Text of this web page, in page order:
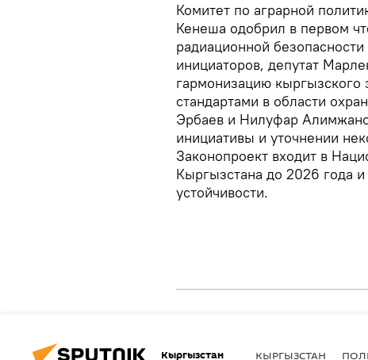
Комитет по аграрной
Кенеша одобрил в первом
радиационной
инициаторов, депутат
гармонизацию кыргызского
стандартами в области
Эрбаев и Нилуфар
инициативы и уточнении
Законопроект входит в
Кыргызстана до 2026 года
устойчивости.
Кыргызстан КЫРГЫЗСТАН